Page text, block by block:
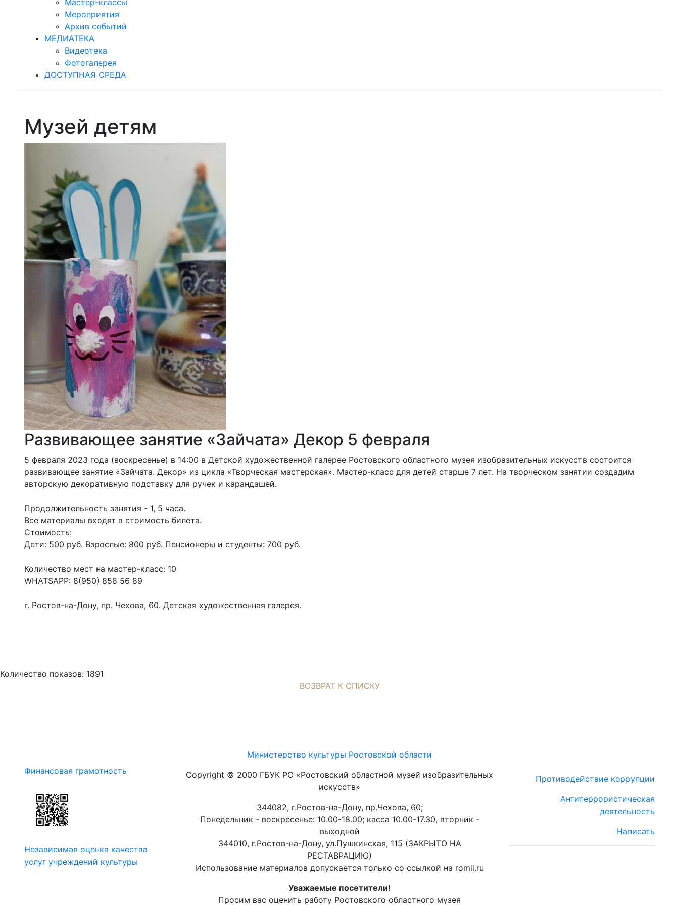
Мастер-классы
Мероприятия
Архив событий
МЕДИАТЕКА
Видеотека
Фотогалерея
ДОСТУПНАЯ СРЕДА
Музей детям
Развивающее занятие «Зайчата» Декор 5 февраля
5 февраля 2023 года (воскресенье) в 14:00 в Детской художественной галерее Ростовского областного музея изобразительных искусств состоится
развивающее занятие «Зайчата. Декор» из цикла «Творческая мастерская». Мастер-класс для детей старше 7 лет. На творческом занятии создадим
авторскую декоративную подставку для ручек и карандашей.
Продолжительность занятия - 1, 5 часа.
Все материалы входят в стоимость билета.
Стоимость:
Дети: 500 руб. Взрослые: 800 руб. Пенсионеры и студенты: 700 руб.
Количество мест на мастер-класс: 10
WHATSAPP: 8(950) 858 56 89
г. Ростов-на-Дону, пр. Чехова, 60. Детская художественная галерея.
Количество показов: 1891
ВОЗВРАТ К СПИСКУ
Финансовая грамотность
Независимая оценка качества
услуг учреждений культуры
Министерство культуры Ростовской области
Copyright © 2000 ГБУК РО «Ростовский областной музей изобразительных
искусств»
344082, г.Ростов-на-Дону, пр.Чехова, 60;
Понедельник - воскресенье: 10.00-18.00; касса 10.00-17.30, вторник -
выходной
344010, г.Ростов-на-Дону, ул.Пушкинская, 115 (ЗАКРЫТО НА
РЕСТАВРАЦИЮ)
Использование материалов допускается только со ссылкой на romii.ru
Уважаемые посетители!
Просим вас оценить работу Ростовского областного музея
Противодействие коррупции
Антитеррористическая
деятельность
Написать